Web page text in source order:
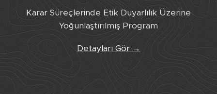
Karar Süreçlerinde Etik Duyarlılık Üzerine
Yoğunlaştırılmış Program
Detayları Gör →